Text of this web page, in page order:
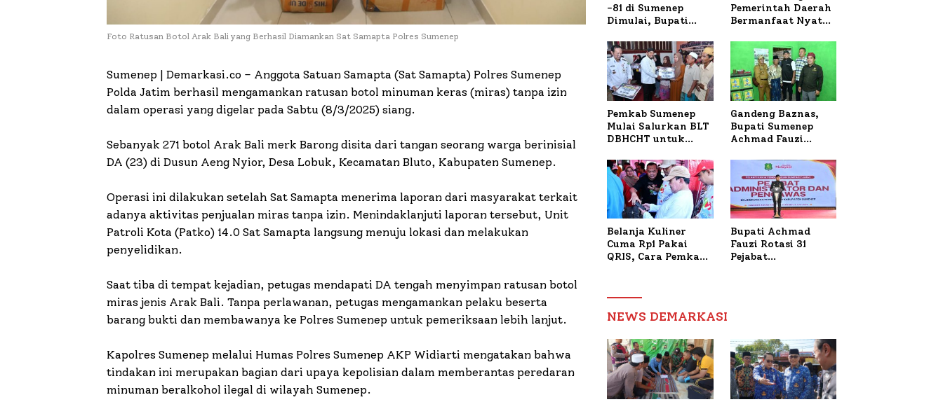
Foto Ratusan Botol Arak Bali yang Berhasil Diamankan Sat Samapta Polres Sumenep
Sumenep | Demarkasi.co – Anggota Satuan Samapta (Sat Samapta) Polres Sumenep
Polda Jatim berhasil mengamankan ratusan botol minuman keras (miras) tanpa izin
dalam operasi yang digelar pada Sabtu (8/3/2025) siang.
Sebanyak 271 botol Arak Bali merk Barong disita dari tangan seorang warga berinisial
DA (23) di Dusun Aeng Nyior, Desa Lobuk, Kecamatan Bluto, Kabupaten Sumenep.
Operasi ini dilakukan setelah Sat Samapta menerima laporan dari masyarakat terkait
adanya aktivitas penjualan miras tanpa izin. Menindaklanjuti laporan tersebut, Unit
Patroli Kota (Patko) 14.0 Sat Samapta langsung menuju lokasi dan melakukan
penyelidikan.
Saat tiba di tempat kejadian, petugas mendapati DA tengah menyimpan ratusan botol
miras jenis Arak Bali. Tanpa perlawanan, petugas mengamankan pelaku beserta
barang bukti dan membawanya ke Polres Sumenep untuk pemeriksaan lebih lanjut.
Kapolres Sumenep melalui Humas Polres Sumenep AKP Widiarti mengatakan bahwa
tindakan ini merupakan bagian dari upaya kepolisian dalam memberantas peredaran
minuman beralkohol ilegal di wilayah Sumenep.
-81 di Sumenep
Dimulai, Bupati
Doa untuk Korban
Kapal Terbakar
Pemerintah Daerah
Bermanfaat Nyata
Bupati Sumenep
Tinjau Langsung
Budidaya Lele dan
Ayam Petelur di
Desa Bataal Timur
Pemkab Sumenep
Mulai Salurkan BLT
DBHCHT untuk
Tani Tembakau
Gandeng Baznas,
Bupati Sumenep
Achmad Fauzi
Serahkan Bantuan
Bedah RTLH di Dua
Kecamatan
Belanja Kuliner
Cuma Rp1 Pakai
QRIS, Cara Pemkab
Bupati Achmad
Fauzi Rotasi 31
Pejabat
NEWS DEMARKASI